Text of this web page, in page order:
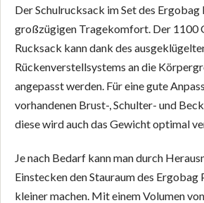
Der Schulrucksack im Set des
großzügigen Tragekomfort. Der 1100
Rucksack kann dank des
Rückenverstellsystems an die
angepasst werden. Für eine gute
vorhandenen Brust-, Schulter- und
diese wird auch das Gewicht optimal
Je nach Bedarf kann man durch
Einstecken den Stauraum des
kleiner machen. Mit einem Volumen